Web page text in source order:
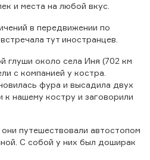
и места на любой вкус.
в передвижении по
тут иностранцев.
около села Иня (702 км
с компанией у костра.
фура и высадила двух
нашему костру и заговорили
путешествовали автостопом
С собой у них был доширак